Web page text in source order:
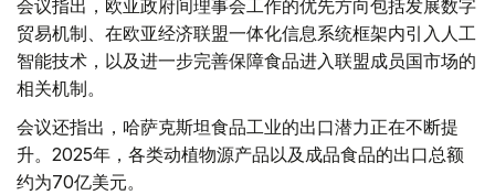
会议指出，欧亚政府间理事会工作的优先方向包括发展数字
贸易机制、在欧亚经济联盟一体化信息系统框架内引入人工
智能技术，以及进一步完善保障食品进入联盟成员国市场的
相关机制。
会议还指出，哈萨克斯坦食品工业的出口潜力正在不断提
升。2025年，各类动植物源产品以及成品食品的出口总额
约为70亿美元。